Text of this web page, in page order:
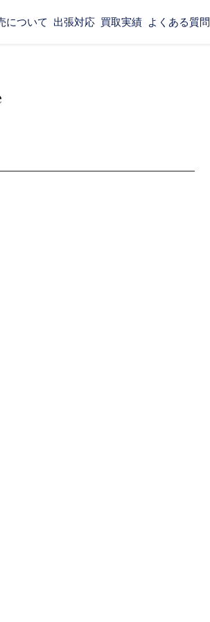
について 出張対応 買取実績 よくある質問